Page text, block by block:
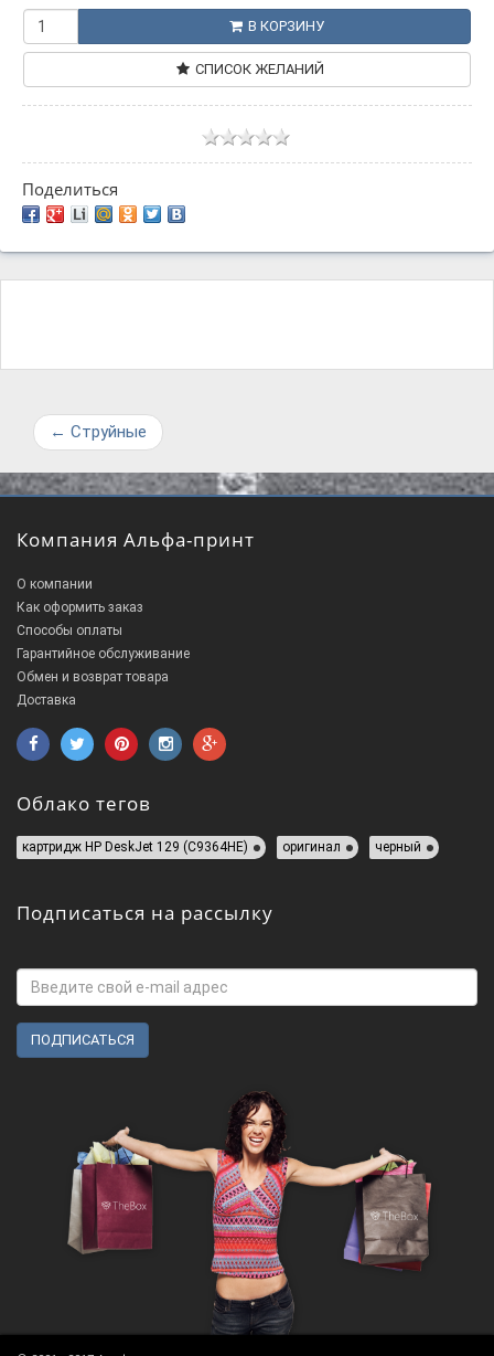
В КОРЗИНУ
СПИСОК ЖЕЛАНИЙ
Поделиться
← Струйные
Компания Альфа-принт
О компании
Как оформить заказ
Способы оплаты
Гарантийное обслуживание
Обмен и возврат товара
Доставка
Облако тегов
картридж HP DeskJet 129 (C9364HE) оригинал черный
Подписаться на рассылку